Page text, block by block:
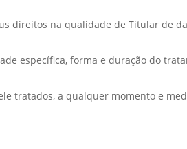
direitos na qualidade de Titular de
específica, forma e duração do
tratados, a qualquer momento e